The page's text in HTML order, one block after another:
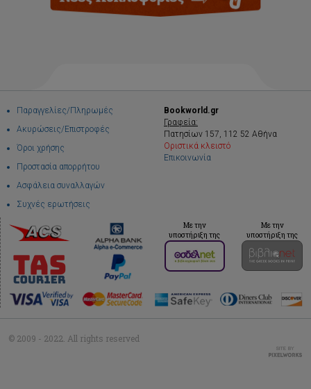
Παραγγελίες/Πληρωμές
Ακυρώσεις/Επιστροφές
Όροι χρήσης
Προστασία απορρήτου
Ασφάλεια συναλλαγών
Συχνές ερωτήσεις
Bookworld.gr
Γραφεία:
Πατησίων 157, 112 52 Αθήνα
Οριστικά κλειστό
Επικοινωνία
Με την
υποστήριξη της
Με την
υποστήριξη της
© 2009 - 2022. All rights reserved